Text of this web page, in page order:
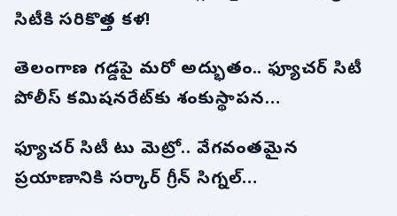
సిటీకి సరికొత్త కళ!
తెలంగాణ గడ్డపై మరో అద్భుతం.. ఫ్యూచర్ సిటీ
పోలీస్ కమిషనరేట్‌కు శంకుస్థాపన…
ఫ్యూచర్ సిటీ టు మెట్రో.. వేగవంతమైన
ప్రయాణానికి సర్కార్ గ్రీన్ సిగ్నల్…